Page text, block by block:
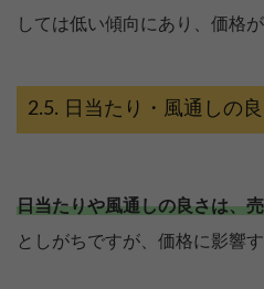
しては低い傾向にあり、価格
日当たり・風通しの良
日当たりや風通しの良さは、
としがちですが、価格に影響